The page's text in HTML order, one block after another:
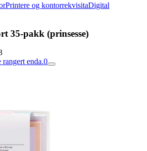
Printere og kontorrekvisitaDigital
35-pakk (prinsesse)
enda.0